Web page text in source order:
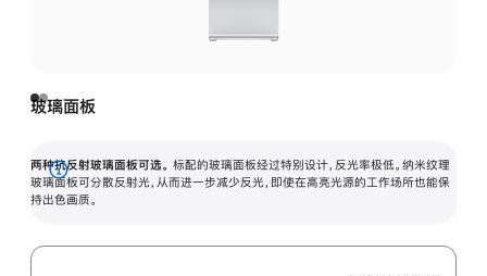
玻璃面板
两种抗反射玻璃面板可选。 标配的玻璃面板经过特别设计，反光率极低。纳米纹理
玻璃面板可分散反射光，从而进一步减少反光，即使在高亮光源的工作场所也能保
持出色画质。
展
开